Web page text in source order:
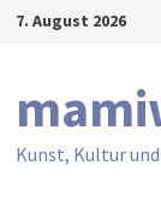
Zum7. August 2026
Kunst, Kultur